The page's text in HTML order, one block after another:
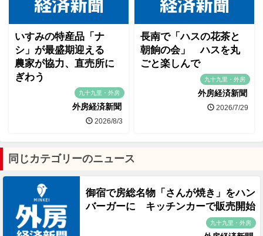
いすみの特産品「ナ
シ」が最盛期迎える
農家が協力、直売所に
ぎわう
九十九里・外房
外房経済新聞
2026/8/3
長南で「ハスの花茶と
朝餉の会」 ハスを丸
ごと楽しんで
九十九里・外房
外房経済新聞
2026/7/29
同じカテゴリーのニュース
御宿で房総名物「さんが焼き」をハン
バーガーに キッチンカーで販売開始
九十九里・外房